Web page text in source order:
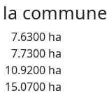
la commune
7.6300 ha
7.7300 ha
10.9200 ha
15.0700 ha